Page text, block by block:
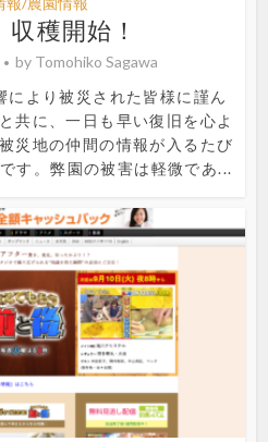
収穫開始！
by Tomohiko Sagawa
により被災された皆様に謹ん
共に、一日も早い復旧を心よ
災地の仲間の情報が入るたび
す。弊園の被害は軽微であ...